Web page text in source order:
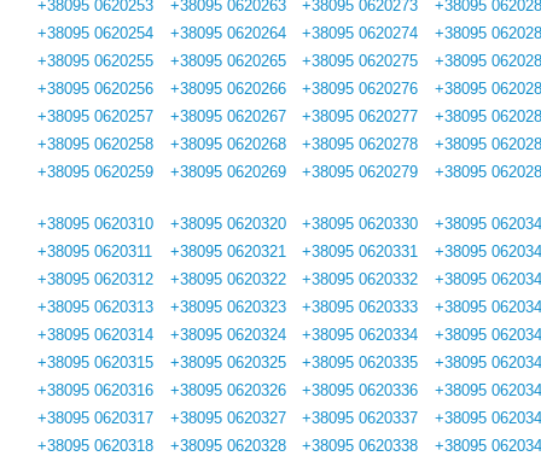
+38095 0620253
+38095 0620254
+38095 0620255
+38095 0620256
+38095 0620257
+38095 0620258
+38095 0620259
+38095 0620263
+38095 0620264
+38095 0620265
+38095 0620266
+38095 0620267
+38095 0620268
+38095 0620269
+38095 0620273
+38095 0620274
+38095 0620275
+38095 0620276
+38095 0620277
+38095 0620278
+38095 0620279
+38095
+38095
+38095
+38095
+38095
+38095
+38095
+38095 0620310
+38095 0620311
+38095 0620312
+38095 0620313
+38095 0620314
+38095 0620315
+38095 0620316
+38095 0620317
+38095 0620318
+38095 0620320
+38095 0620321
+38095 0620322
+38095 0620323
+38095 0620324
+38095 0620325
+38095 0620326
+38095 0620327
+38095 0620328
+38095 0620330
+38095 0620331
+38095 0620332
+38095 0620333
+38095 0620334
+38095 0620335
+38095 0620336
+38095 0620337
+38095 0620338
+38095
+38095
+38095
+38095
+38095
+38095
+38095
+38095
+38095